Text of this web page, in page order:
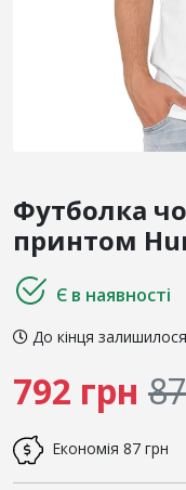
Футболка
принтом
Є в наявності
До кінця
792 грн
Економія 87 грн